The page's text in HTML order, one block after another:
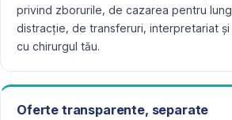
privind zborurile, de cazarea pentru
distracție, de transferuri, interpretariat și
cu chirurgul tău.
Oferte transparente, separate